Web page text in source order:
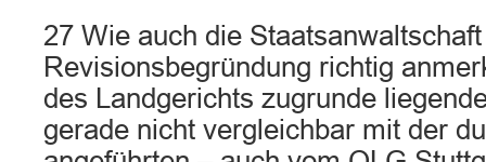
27 Wie auch die
Revisionsbegründung richtig
des Landgerichts zugrunde
gerade nicht vergleichbar mit der